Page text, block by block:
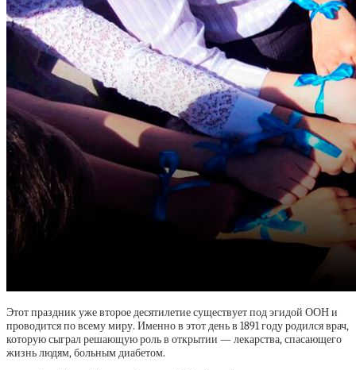
Этот праздник уже второе десятилетие существует под эгидой ООН и
проводится по всему миру. Именно в этот день в 1891 году родился врач,
которую сыграл решающую роль в открытии — лекарства, спасающего
жизнь людям, больным диабетом.